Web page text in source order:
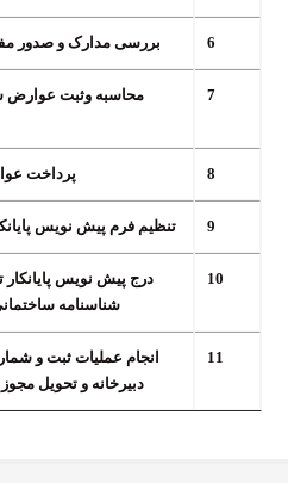
6 بررسی مدارک و صدور
7
محاسبه وثبت عوارض
8 پرداخت
9 تنظیم فرم پیش نویس
10
درج پیش نویس پایانکار
شناسنامه
11
انجام عملیات ثبت و
دبیرخانه و تحویل